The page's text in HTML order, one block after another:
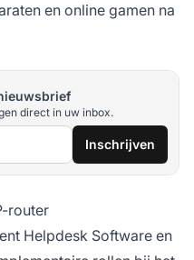
en online gamen na
direct in uw inbox.
Inschrijven
router
Helpdesk Software en